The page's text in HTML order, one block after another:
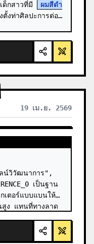
ด็กสาวที่มี
ผมสีดำ
ตั้งท่าศิลปะการต่อสู้
19 เม.ย. 2569
น์วิวัฒนาการ",
เป็นฐาน
เตอร์แบบแบนให้
ง แทนที่ทางลาด
…